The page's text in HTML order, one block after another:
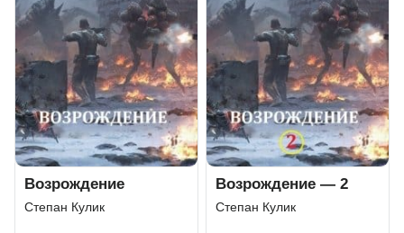
Возрождение
Степан Кулик
Возрождение — 2
Степан Кулик